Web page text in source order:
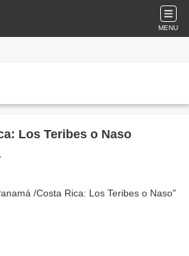
MENU
Los Teribes o Naso